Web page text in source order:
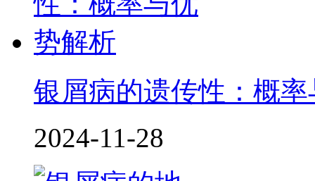
银屑病的遗传性：概
2024-11-28